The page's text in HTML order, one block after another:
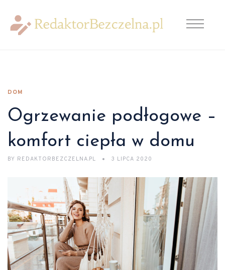
DOM
Ogrzewanie podłogowe –
komfort ciepła w domu
BY REDAKTORBEZCZELNA.PL 3 LIPCA 2020